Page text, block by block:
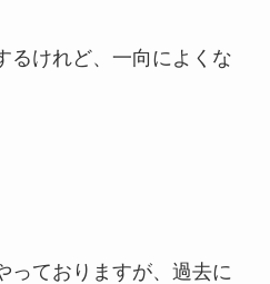
るけれど、一向によくな
っておりますが、過去に